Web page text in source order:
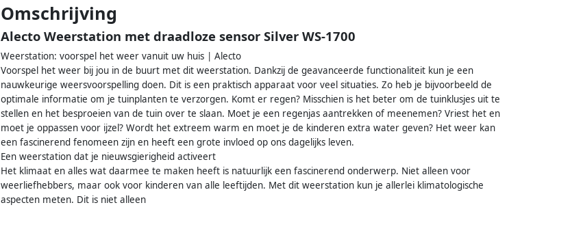
Omschrijving
Alecto Weerstation met draadloze sensor Silver WS-1700
Weerstation: voorspel het weer vanuit uw huis | Alecto
Voorspel het weer bij jou in de buurt met dit weerstation. Dankzij de geavanceerde functionaliteit kun je een
nauwkeurige weersvoorspelling doen. Dit is een praktisch apparaat voor veel situaties. Zo heb je bijvoorbeeld de
optimale informatie om je tuinplanten te verzorgen. Komt er regen? Misschien is het beter om de tuinklusjes uit te
stellen en het besproeien van de tuin over te slaan. Moet je een regenjas aantrekken of meenemen? Vriest het en
moet je oppassen voor ijzel? Wordt het extreem warm en moet je de kinderen extra water geven? Het weer kan
een fascinerend fenomeen zijn en heeft een grote invloed op ons dagelijks leven.
Een weerstation dat je nieuwsgierigheid activeert
Het klimaat en alles wat daarmee te maken heeft is natuurlijk een fascinerend onderwerp. Niet alleen voor
weerliefhebbers, maar ook voor kinderen van alle leeftijden. Met dit weerstation kun je allerlei klimatologische
aspecten meten. Dit is niet alleen